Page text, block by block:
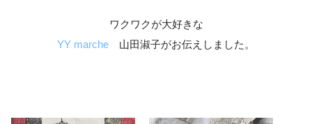
ワクワクが大好きな
YY marche 山田淑子がお伝えしました。